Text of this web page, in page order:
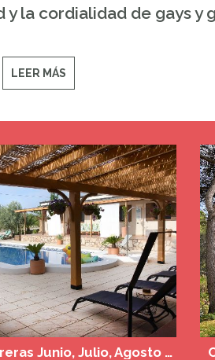
la cordialidad de gays y
LEER MÁS